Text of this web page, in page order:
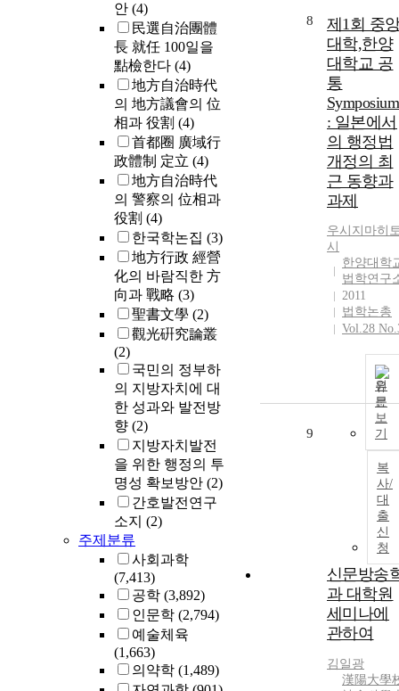
안 (4)
民選自治團體
長 就任 100일을
點檢한다 (4)
地方自治時代
의 地方議會의 位
相과 役割 (4)
首都圈 廣域行
政體制 定立 (4)
地方自治時代
의 警察의 位相과
役割 (4)
한국학논집 (3)
地方行政 經營
化의 바람직한 方
向과 戰略 (3)
聖書文學 (2)
觀光硏究論叢
(2)
국민의 정부하
의 지방자치에 대
한 성과와 발전방
향 (2)
지방자치발전
을 위한 행정의 투
명성 확보방안 (2)
간호발전연구
소지 (2)
주제분류
사회과학
(7,413)
공학 (3,892)
인문학 (2,794)
예술체육
(1,663)
의약학 (1,489)
8
제1회 중
대학,한양
대학교 공
통
Symposium
: 일본에서
의 행정법
개정의 최
근 동향과
과제
우시지마히
시
한양대학
법학연구
2011
법학논총
Vol.28
원
문
보
기
복
사/
대
출
신
청
9
신문방송
과 대학원
세미나에
관하여
김일광
漢陽大學